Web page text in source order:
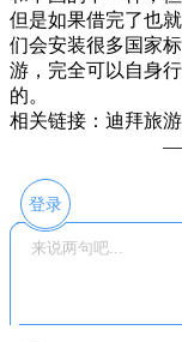
但是如果借完了也
们会安装很多国家
游，完全可以自身
的。
相关链接：迪拜旅游
登录